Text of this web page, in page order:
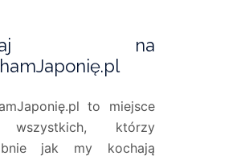
na
to miejsce
którzy
jak my kochają